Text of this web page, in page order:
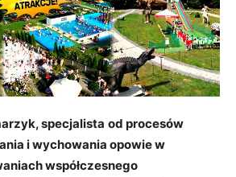
specjalista od procesów
i wychowania opowie w
współczesnego